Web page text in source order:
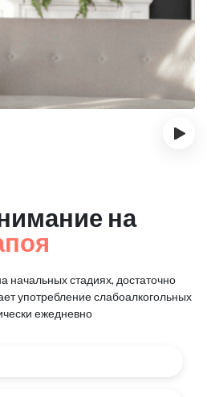
›
на
начальных стадиях, достаточно
употребление слабоалкогольных
ежедневно